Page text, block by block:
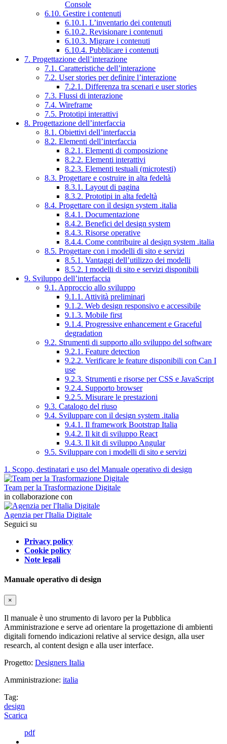
Console
6.10. Gestire i contenuti
6.10.1. L’inventario dei contenuti
6.10.2. Revisionare i contenuti
6.10.3. Migrare i contenuti
6.10.4. Pubblicare i contenuti
7. Progettazione dell’interazione
7.1. Caratteristiche dell’interazione
7.2. User stories per definire l’interazione
7.2.1. Differenza tra scenari e user stories
7.3. Flussi di interazione
7.4. Wireframe
7.5. Prototipi interattivi
8. Progettazione dell’interfaccia
8.1. Obiettivi dell’interfaccia
8.2. Elementi dell’interfaccia
8.2.1. Elementi di composizione
8.2.2. Elementi interattivi
8.2.3. Elementi testuali (microtesti)
8.3. Progettare e costruire in alta fedeltà
8.3.1. Layout di pagina
8.3.2. Prototipi in alta fedeltà
8.4. Progettare con il design system .italia
8.4.1. Documentazione
8.4.2. Benefici del design system
8.4.3. Risorse operative
8.4.4. Come contribuire al design system .italia
8.5. Progettare con i modelli di sito e servizi
8.5.1. Vantaggi dell’utilizzo dei modelli
8.5.2. I modelli di sito e servizi disponibili
9. Sviluppo dell’interfaccia
9.1. Approccio allo sviluppo
9.1.1. Attività preliminari
9.1.2. Web design responsivo e accessibile
9.1.3. Mobile first
9.1.4. Progressive enhancement e Graceful
degradation
9.2. Strumenti di supporto allo sviluppo del software
9.2.1. Feature detection
9.2.2. Verificare le feature disponibili con Can I
use
9.2.3. Strumenti e risorse per CSS e JavaScript
9.2.4. Supporto browser
9.2.5. Misurare le prestazioni
9.3. Catalogo del riuso
9.4. Sviluppare con il design system .italia
9.4.1. Il framework Bootstrap Italia
9.4.2. Il kit di sviluppo React
9.4.3. Il kit di sviluppo Angular
9.5. Sviluppare con i modelli di sito e servizi
1. Scopo, destinatari e uso del Manuale operativo di design
Team per la Trasformazione Digitale
in collaborazione con
Agenzia per l'Italia Digitale
Seguici su
Privacy policy
Cookie policy
Note legali
Manuale operativo di design
×
Il manuale è uno strumento di lavoro per la Pubblica
Amministrazione e serve ad orientare la progettazione di ambienti
digitali fornendo indicazioni relative al service design, alla user
research, al content design e alla user interface.
Progetto: Designers Italia
Amministrazione: italia
Tag:
design
Scarica
pdf